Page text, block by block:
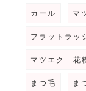
カール マ
フラットラ
マツエク 花
まつ毛 ま